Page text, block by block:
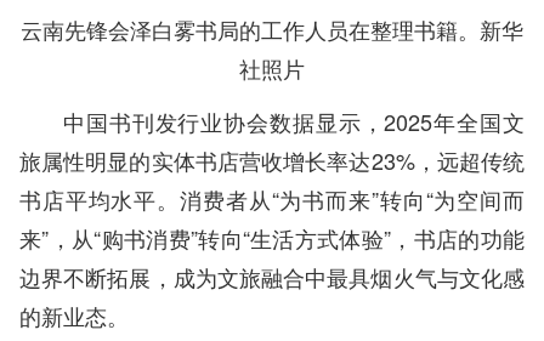
云南先锋会泽白雾书局的工作人员在整理书籍。新华
社照片
中国书刊发行业协会数据显示，2025年全国文
旅属性明显的实体书店营收增长率达23%，远超传统
书店平均水平。消费者从“为书而来”转向“为空间而
来”，从“购书消费”转向“生活方式体验”，书店的功能
边界不断拓展，成为文旅融合中最具烟火气与文化感
的新业态。